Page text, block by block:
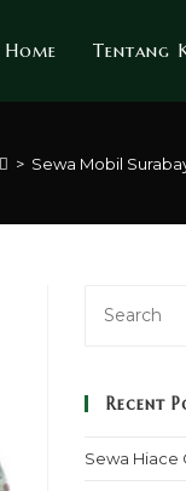
Home Tentang
> Sewa Mobil
Recent
Sewa Hiace